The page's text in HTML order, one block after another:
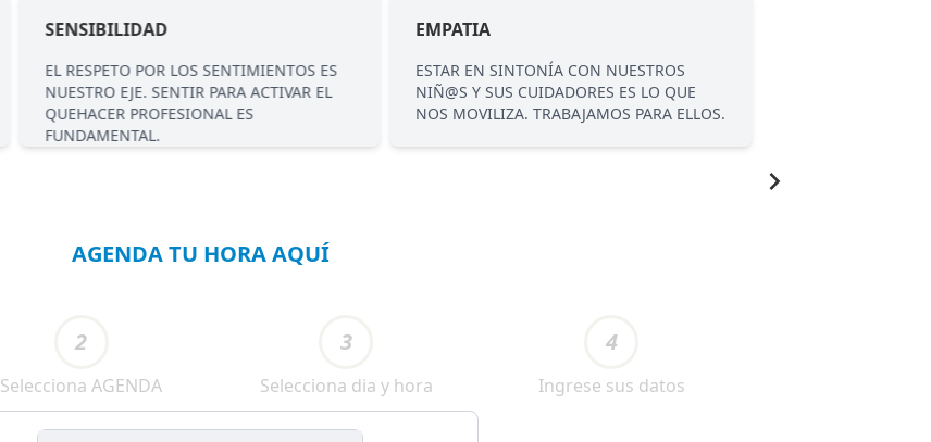
SENSIBILIDAD
EL RESPETO POR LOS SENTIMIENTOS ES
NUESTRO EJE. SENTIR PARA ACTIVAR EL
QUEHACER PROFESIONAL ES
FUNDAMENTAL.
EMPATIA
ESTAR EN SINTONÍA CON NUESTROS
NIÑ@S Y SUS CUIDADORES ES LO QUE
NOS MOVILIZA. TRABAJAMOS PARA ELLOS.
AGENDA TU HORA AQUÍ
2
Selecciona AGENDA
3
Selecciona dia y hora
4
Ingrese sus datos